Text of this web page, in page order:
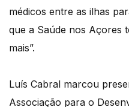
médicos entre as ilhas
que a Saúde nos Açores
mais”.
Luís Cabral marcou
Associação para o